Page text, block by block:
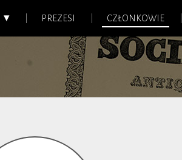
PREZESI CZŁONKOWIE